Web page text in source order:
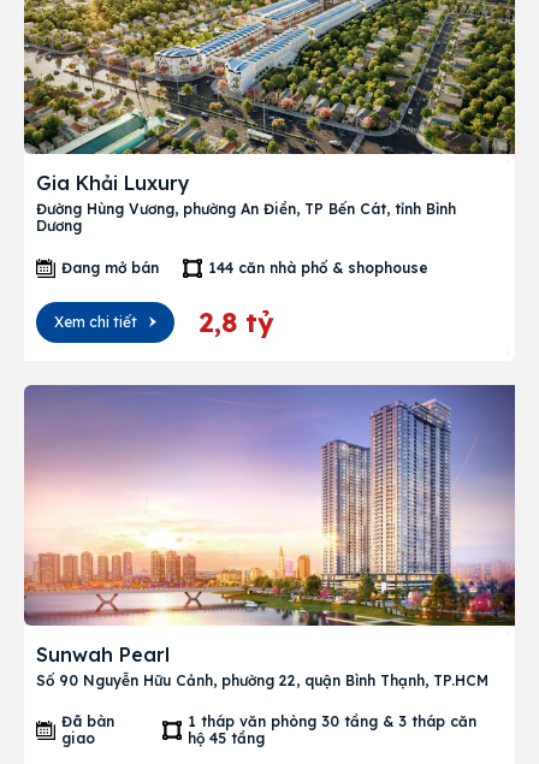
Gia Khải Luxury
Đường Hùng Vương, phường An Điền, TP Bến Cát, tỉnh Bình
Dương
Đang mở bán 144 căn nhà phố & shophouse
Xem chi tiết 2,8 tỷ
Sunwah Pearl
Số 90 Nguyễn Hữu Cảnh, phường 22, quận Bình Thạnh, TP.HCM
Đã bàn
giao
1 tháp văn phòng 30 tầng & 3 tháp căn
hộ 45 tầng